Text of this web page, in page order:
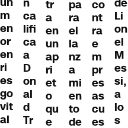
m
en
or
en
ri
es
go
vit
al
ca
lifi
ca
a
D
on
al
d
Tr
tr
a
en
un
ap
ri
et
o
qu
e
pa
ra
el
la
nz
a
mi
en
to
de
co
nt
ra
e
m
pr
es
as
cu
es
Li
on
el
M
es
si,
a
lo
s